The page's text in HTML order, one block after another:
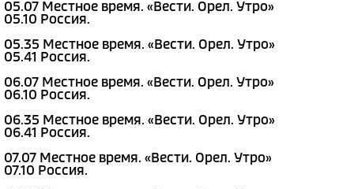
05.07 Местное время. «Вести. Орел. Утро»
05.10 Россия.
05.35 Местное время. «Вести. Орел. Утро»
05.41 Россия.
06.07 Местное время. «Вести. Орел. Утро»
06.10 Россия.
06.35 Местное время. «Вести. Орел. Утро»
06.41 Россия.
07.07 Местное время. «Вести. Орел. Утро»
07.10 Россия.